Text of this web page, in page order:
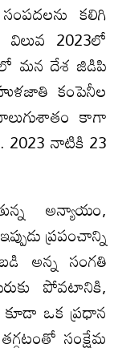
కలిగి
2023లో
మన దేశ జిడిపి
కంపెనీల
కాగా
నాటికి 23
అన్యాయం,
ప్రపంచాన్ని
అన్న సంగతి
పోవటానికి,
కూడా ఒక ప్రధాన
సంక్షేమ